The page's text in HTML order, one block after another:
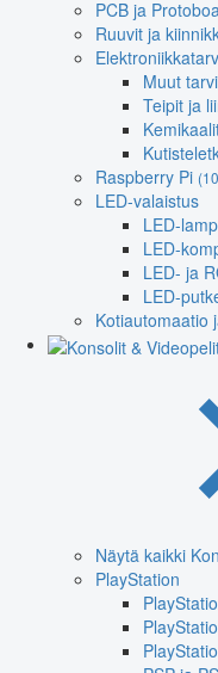
PCB ja
Ruuvit ja
Muut
Teipit ja
Raspberry Pi
LED-valaistus
LED-
LED-
LED- ja
LED-
Kotiautomaatio
Näytä kaikki
PlayStation